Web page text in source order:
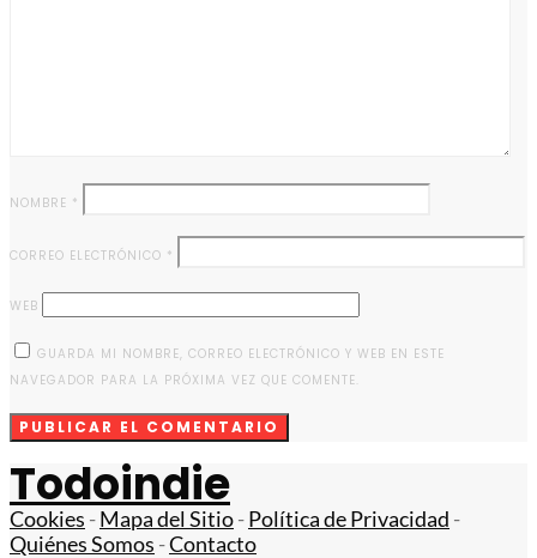
NOMBRE *
CORREO ELECTRÓNICO *
WEB
GUARDA MI NOMBRE, CORREO ELECTRÓNICO Y WEB EN ESTE
NAVEGADOR PARA LA PRÓXIMA VEZ QUE COMENTE.
Todoindie
Cookies -Mapa del Sitio-Política de Privacidad -
Quiénes Somos -Contacto